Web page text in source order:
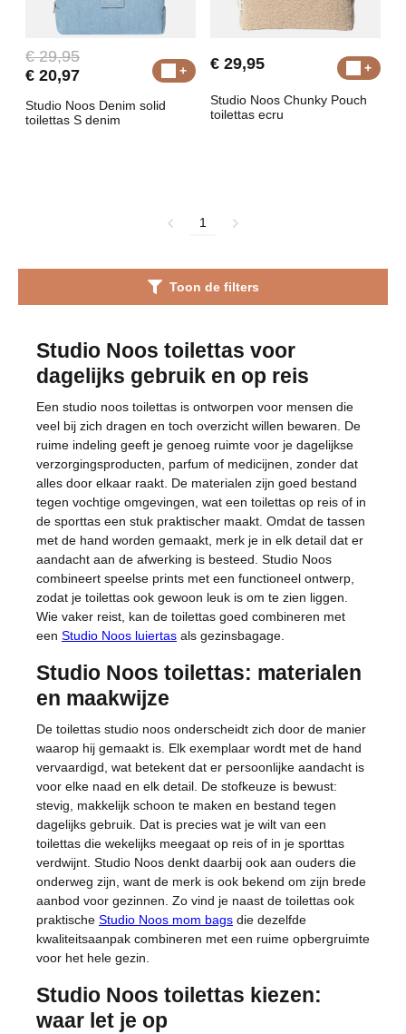
€ 29,95
€ 20,97
Studio Noos Denim solid
toilettas S denim
€ 29,95
Studio Noos Chunky Pouch
toilettas ecru
1
Toon de filters
Studio Noos toilettas voor
dagelijks gebruik en op reis
Een studio noos toilettas is ontworpen voor mensen die
veel bij zich dragen en toch overzicht willen bewaren. De
ruime indeling geeft je genoeg ruimte voor je dagelijkse
verzorgingsproducten, parfum of medicijnen, zonder dat
alles door elkaar raakt. De materialen zijn goed bestand
tegen vochtige omgevingen, wat een toilettas op reis of in
de sporttas een stuk praktischer maakt. Omdat de tassen
met de hand worden gemaakt, merk je in elk detail dat er
aandacht aan de afwerking is besteed. Studio Noos
combineert speelse prints met een functioneel ontwerp,
zodat je toilettas ook gewoon leuk is om te zien liggen.
Wie vaker reist, kan de toilettas goed combineren met
een Studio Noos luiertas als gezinsbagage.
Studio Noos toilettas: materialen
en maakwijze
De toilettas studio noos onderscheidt zich door de manier
waarop hij gemaakt is. Elk exemplaar wordt met de hand
vervaardigd, wat betekent dat er persoonlijke aandacht is
voor elke naad en elk detail. De stofkeuze is bewust:
stevig, makkelijk schoon te maken en bestand tegen
dagelijks gebruik. Dat is precies wat je wilt van een
toilettas die wekelijks meegaat op reis of in je sporttas
verdwijnt. Studio Noos denkt daarbij ook aan ouders die
onderweg zijn, want de merk is ook bekend om zijn brede
aanbod voor gezinnen. Zo vind je naast de toilettas ook
praktische Studio Noos mom bags die dezelfde
kwaliteitsaanpak combineren met een ruime opbergruimte
voor het hele gezin.
Studio Noos toilettas kiezen:
waar let je op